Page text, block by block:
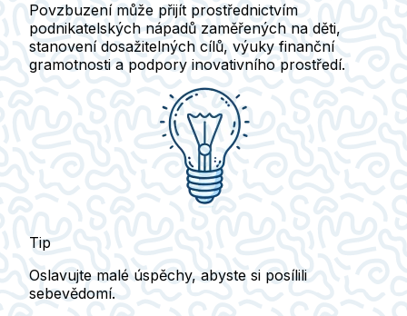
Povzbuzení může přijít prostřednictvím
podnikatelských nápadů zaměřených na děti,
stanovení dosažitelných cílů, výuky finanční
gramotnosti a podpory inovativního prostředí.
Tip
Oslavujte malé úspěchy, abyste si posílili
sebevědomí.